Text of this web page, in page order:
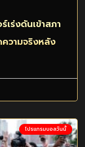
เร่งดันเข้าสภา
วามจริงหลัง
โปรแกรมบอลวันนี้